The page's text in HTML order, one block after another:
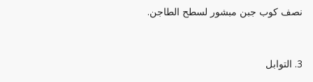
نصف كوب جبن مبشور لسطح الطاجن.
3. التوابل